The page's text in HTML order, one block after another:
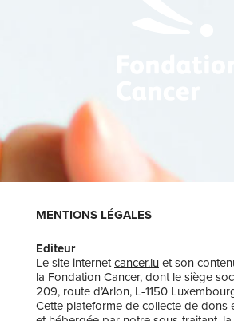
MENTIONS LÉGALES
Editeur
Le site internetcancer.luet son
la Fondation Cancer, dont le siège
209, route d’Arlon, L-1150
Cette plateforme de collecte de dons